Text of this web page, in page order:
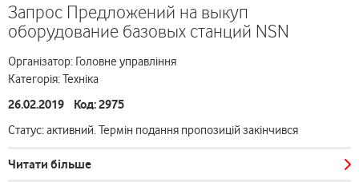
Запрос Предложений на выкуп
оборудование базовых станций NSN
Організатор: Головне управління
Категорія: Техніка
26.02.2019 Код: 2975
Статус: активний. Термін подання пропозицій закінчився
Читати більше